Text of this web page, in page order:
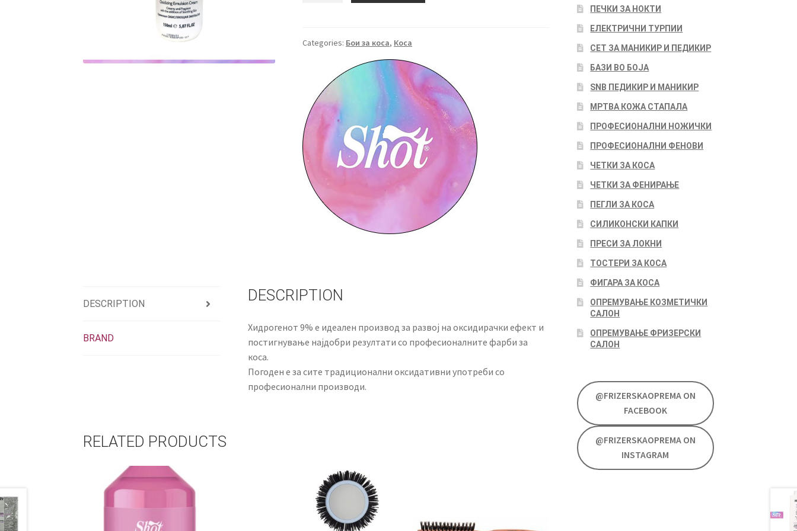
150
Categories: Бои за коса, Коса
DESCRIPTION
BRAND
DESCRIPTION
Хидрогенот 9% е идеален производ за развој на оксидирачки ефект и
постигнување најдобри резултати со професионалните фарби за
коса.
Погоден е за сите традиционални оксидативни употреби со
професионални производи.
RELATED PRODUCTS
ПЕЧКИ ЗА НОКТИ
ЕЛЕКТРИЧНИ ТУРПИИ
СЕТ ЗА МАНИКИР И ПЕДИКИР
БАЗИ ВО БОЈА
SNB ПЕДИКИР И МАНИКИР
МРТВА КОЖА СТАПАЛА
ПРОФЕСИОНАЛНИ НОЖИЧКИ
ПРОФЕСИОНАЛНИ ФЕНОВИ
ЧЕТКИ ЗА КОСА
ЧЕТКИ ЗА ФЕНИРАЊЕ
ПЕГЛИ ЗА КОСА
СИЛИКОНСКИ КАПКИ
ПРЕСИ ЗА ЛОКНИ
ТОСТЕРИ ЗА КОСА
ФИГАРА ЗА КОСА
ОПРЕМУВАЊЕ КОЗМЕТИЧКИ
САЛОН
ОПРЕМУВАЊЕ ФРИЗЕРСКИ
САЛОН
@FRIZERSKAOPREMA ON
FACEBOOK
@FRIZERSKAOPREMA ON
INSTAGRAM